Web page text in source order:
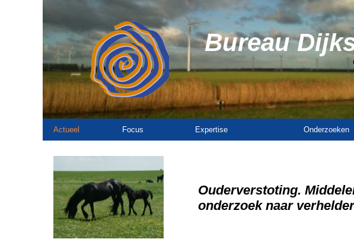
Bureau
Actueel Focus Expertise Onderzoeken
Ouderverstoting.
onderzoek naar